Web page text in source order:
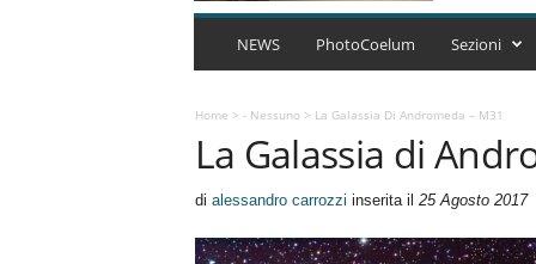
C
u
m
A
r
NEWS PhotoCoelum Sezioni
Home > - Nessuno> La Galassia Di Andromeda – M31
La Galassia di
di alessandro carrozzi inserita il 25 Agosto 2017